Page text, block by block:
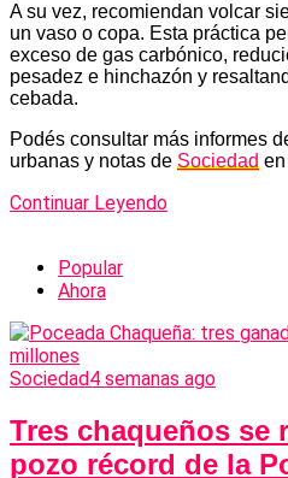
A su vez, recomiendan volcar
un vaso o copa. Esta práctica
exceso de gas carbónico,
pesadez e hinchazón y
cebada.
Podés consultar más informes
urbanas y notas de Sociedad
Continuar Leyendo
Popular
Ahora
Sociedad4 semanas ago
Tres chaqueños se
pozo récord de la